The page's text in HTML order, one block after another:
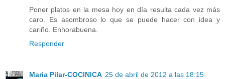
Poner platos en la mesa hoy en día resulta cada vez más
caro. Es asombroso lo que se puede hacer con idea y
cariño. Enhorabuena.
Responder
Maria Pilar-COCINICA 25 de abril de 2012 a las 18:15